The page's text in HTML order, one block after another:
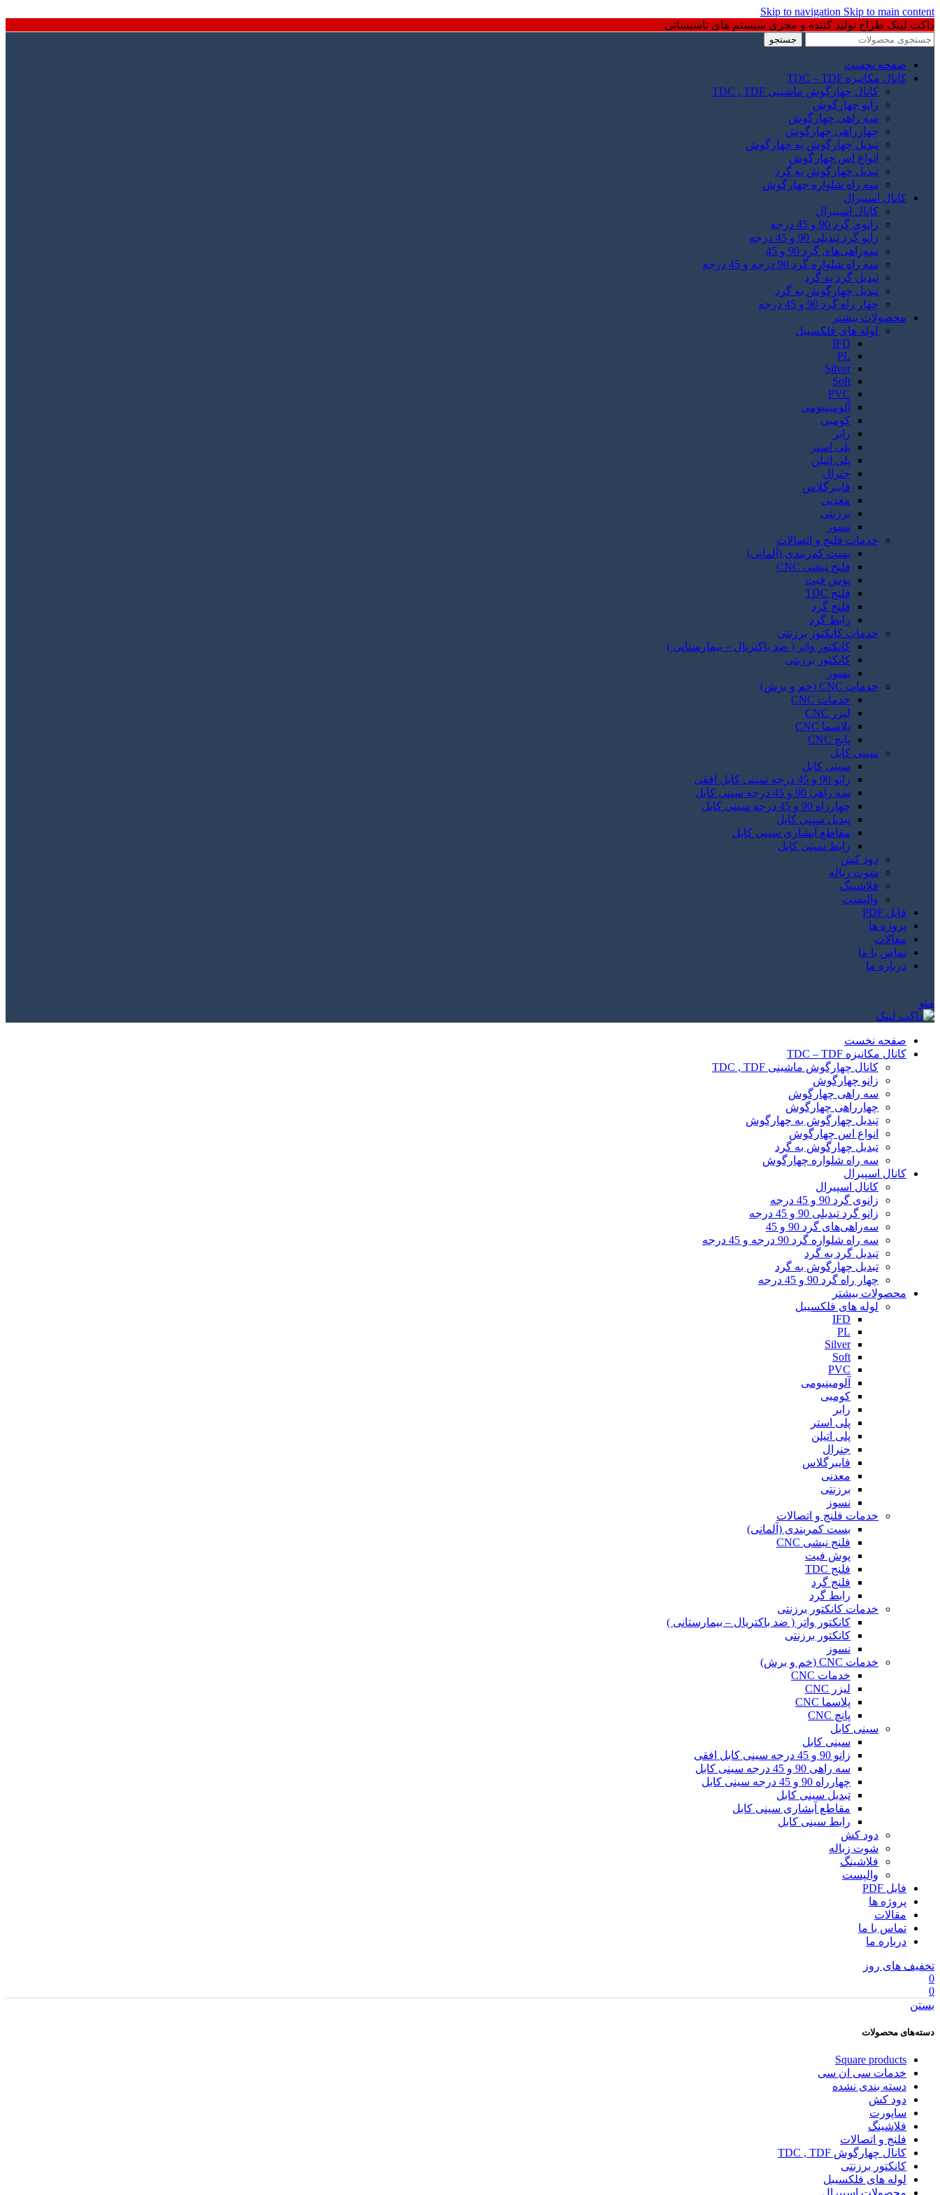
Skip to navigation Skip to main content
داکت لینک طراح تولید کننده و مجری سیستم های تاسیساتی
جستجو
صفحه نخست
کانال مکانیزه TDC – TDF
کانال چهارگوش ماشینی TDC , TDF
زانو چهارگوش
سه راهی چهارگوش
چهارراهی چهارگوش
تبدیل چهارگوش به چهارگوش
انواع اس چهارگوش
تبدیل چهارگوش به گرد
سه راه شلواره چهارگوش
کانال اسپیرال
کانال اسپیرال
زانوی گرد 90 و 45 درجه
زانو گرد تبدیلی 90 و 45 درجه
سه‌راهی‌های گرد 90 و 45
سه راه شلواره گرد 90 درجه و 45 درجه
تبدیل گرد به گرد
تبدیل چهارگوش به گرد
چهار راه گرد 90 و 45 درجه
محصولات بیشتر
لوله های فلکسیبل
IFD
PL
Silver
Soft
PVC
آلومینیومی
کومبی
رابر
پلی استر
پلی اتیلن
جنرال
فایبرگلاس
معدنی
برزنتی
نسوز
خدمات فلنج و اتصالات
بست کمربندی (آلمانی)
فلنج نبشی CNC
پوش فیت
فلنج TDC
فلنج گرد
رابط گرد
خدمات کانکتور برزنتی
کانکتور واتر ( ضد باکتریال – بیمارستانی )
کانکتور برزنتی
نسوز
خدمات CNC (خم و برش)
خدمات CNC
لیزر CNC
پلاسما CNC
پانچ CNC
سینی کابل
سینی کابل
زانو 90 و 45 درجه سینی کابل افقی
سه راهی 90 و 45 درجه سینی کابل
چهارراه 90 و 45 درجه سینی کابل
تبدیل سینی کابل
مقاطع آبشاری سینی کابل
رابط سینی کابل
دود کش
شوت زباله
فلاشینگ
والپست
فایل PDF
پروژه ها
مقالات
تماس با ما
درباره ما
منو
صفحه نخست
کانال مکانیزه TDC – TDF
کانال چهارگوش ماشینی TDC , TDF
زانو چهارگوش
سه راهی چهارگوش
چهارراهی چهارگوش
تبدیل چهارگوش به چهارگوش
انواع اس چهارگوش
تبدیل چهارگوش به گرد
سه راه شلواره چهارگوش
کانال اسپیرال
کانال اسپیرال
زانوی گرد 90 و 45 درجه
زانو گرد تبدیلی 90 و 45 درجه
سه‌راهی‌های گرد 90 و 45
سه راه شلواره گرد 90 درجه و 45 درجه
تبدیل گرد به گرد
تبدیل چهارگوش به گرد
چهار راه گرد 90 و 45 درجه
محصولات بیشتر
لوله های فلکسیبل
IFD
PL
Silver
Soft
PVC
آلومینیومی
کومبی
رابر
پلی استر
پلی اتیلن
جنرال
فایبرگلاس
معدنی
برزنتی
نسوز
خدمات فلنج و اتصالات
بست کمربندی (آلمانی)
فلنج نبشی CNC
پوش فیت
فلنج TDC
فلنج گرد
رابط گرد
خدمات کانکتور برزنتی
کانکتور واتر ( ضد باکتریال – بیمارستانی )
کانکتور برزنتی
نسوز
خدمات CNC (خم و برش)
خدمات CNC
لیزر CNC
پلاسما CNC
پانچ CNC
سینی کابل
سینی کابل
زانو 90 و 45 درجه سینی کابل افقی
سه راهی 90 و 45 درجه سینی کابل
چهارراه 90 و 45 درجه سینی کابل
تبدیل سینی کابل
مقاطع آبشاری سینی کابل
رابط سینی کابل
دود کش
شوت زباله
فلاشینگ
والپست
فایل PDF
پروژه ها
مقالات
تماس با ما
درباره ما
تخفیف های روز
0
0
بستن
دسته‌های محصولات
Square products
خدمات سی ان سی
دسته بندی نشده
دود کش
ساپورت
فلاشینگ
فلنج و اتصالات
کانال چهارگوش TDC , TDF
کانکتور برزنتی
لوله های فلکسیبل